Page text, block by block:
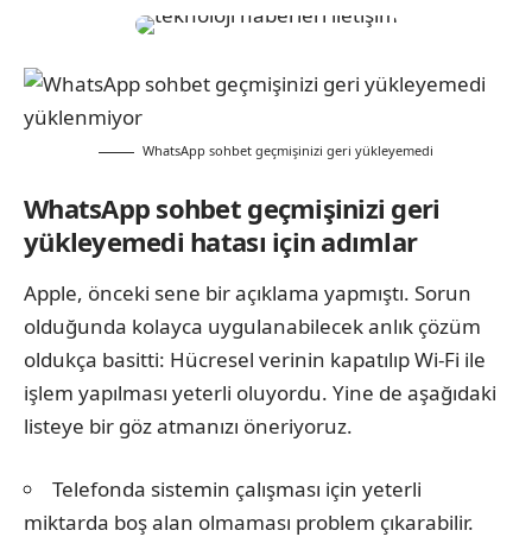
WhatsApp sohbet geçmişinizi geri yükleyemedi
WhatsApp sohbet geçmişinizi geri
yükleyemedi hatası için adımlar
Apple, önceki sene bir açıklama yapmıştı. Sorun
olduğunda kolayca uygulanabilecek anlık çözüm
oldukça basitti: Hücresel verinin kapatılıp Wi-Fi ile
işlem yapılması yeterli oluyordu. Yine de aşağıdaki
listeye bir göz atmanızı öneriyoruz.
Telefonda sistemin çalışması için yeterli
miktarda boş alan olmaması problem çıkarabilir.